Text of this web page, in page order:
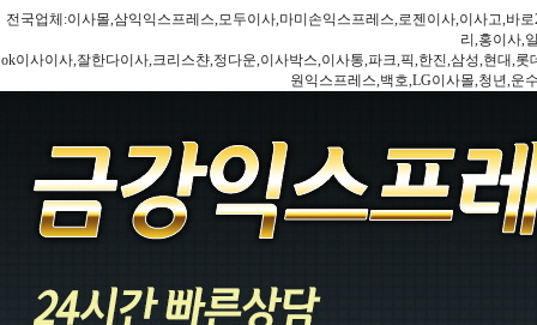
전국업체:이사몰,삼익익스프레스,모두이사,마미손익스프레스,로젠이사,이사고,바
리,홍이사,
ok이사이사,잘한다이사,크리스챤,정다운,이사박스,이사통,파크,픽,한진,삼성,현대,
원익스프레스,백호,LG이사몰,청년,운